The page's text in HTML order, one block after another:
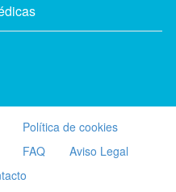
Política de cookies
FAQ
Aviso Legal